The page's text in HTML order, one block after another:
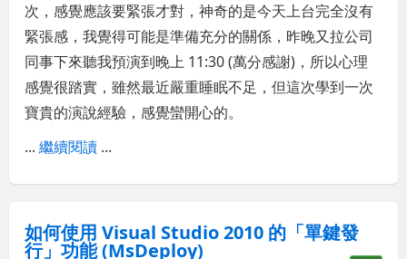
次，感覺應該要緊張才對，神奇的是今天上台完全沒有
緊張感，我覺得可能是準備充分的關係，昨晚又拉公司
同事下來聽我預演到晚上 11:30 (萬分感謝)，所以心理
感覺很踏實，雖然最近嚴重睡眠不足，但這次學到一次
寶貴的演說經驗，感覺蠻開心的。
...繼續閱讀 ...
如何使用 Visual Studio 2010 的「單鍵發
行」功能 (MsDeploy)